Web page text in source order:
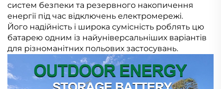
систем безпеки та резервного накопичення
енергії під час відключень електромережі.
Його надійність і широка сумісність роблять цю
батарею одним із найуніверсальніших варіантів
для різноманітних польових застосувань.